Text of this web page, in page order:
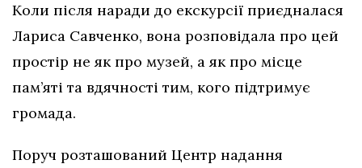
Коли після наради до екскурсії приєдналася
Лариса Савченко, вона розповідала про цей
простір не як про музей, а як про місце
пам’яті та вдячності тим, кого підтримує
громада.
Поруч розташований Центр надання